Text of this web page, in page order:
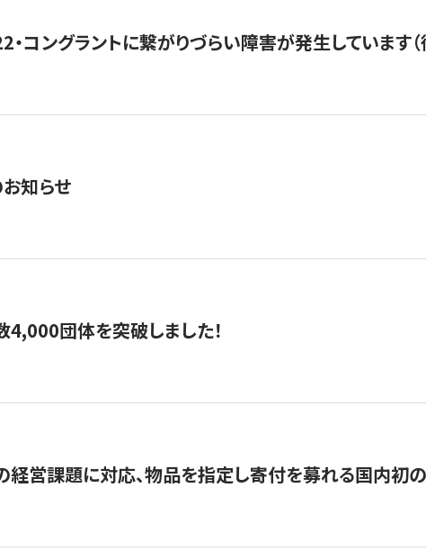
・コングラントに繋がりづらい障害が発生しています（
知らせ
団体を突破しました！
経営課題に対応、物品を指定し寄付を募れる国内初の